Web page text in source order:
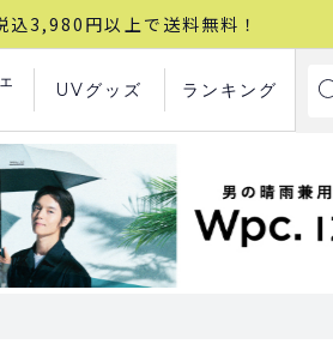
込3,980円以上で送料無料！
UVグッズ ランキング